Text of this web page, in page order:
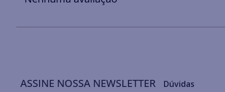
ASSINE NOSSA NEWSLETTER Dúvidas